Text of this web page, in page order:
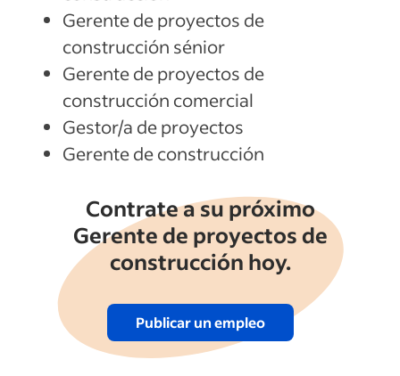
Gerente de proyectos de
construcción sénior
Gerente de proyectos de
construcción comercial
Gestor/a de proyectos
Gerente de construcción
Contrate a su próximo
Gerente de proyectos de
construcción hoy.
Publicar un empleo